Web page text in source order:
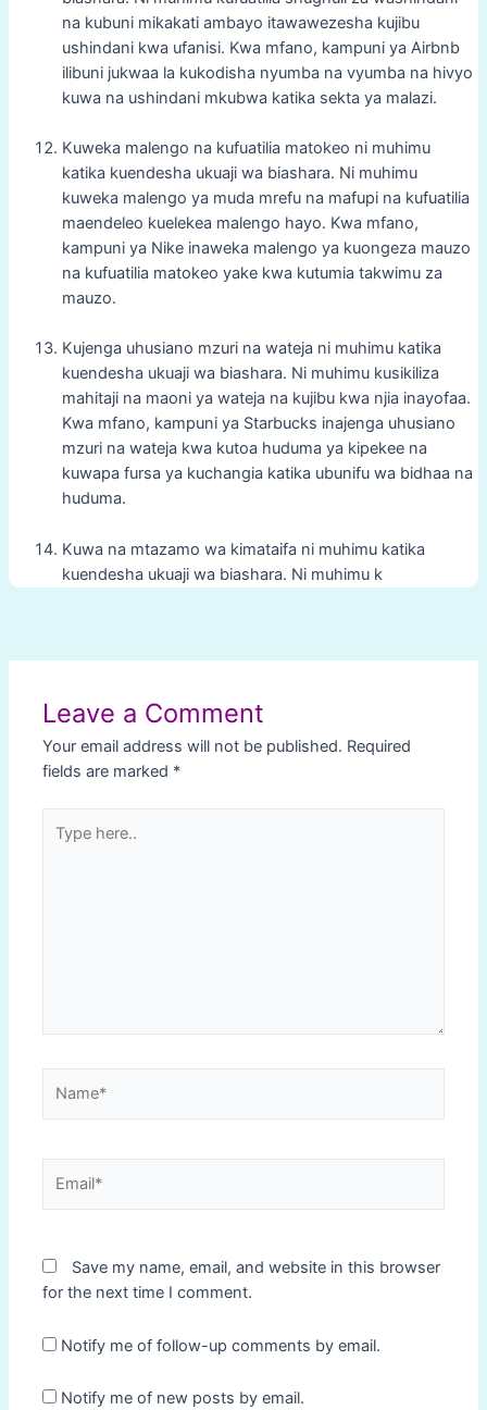
na kubuni mikakati ambayo itawawezesha kujibu
ushindani kwa ufanisi. Kwa mfano, kampuni ya Airbnb
ilibuni jukwaa la kukodisha nyumba na vyumba na hivyo
kuwa na ushindani mkubwa katika sekta ya malazi.
Kuweka malengo na kufuatilia matokeo ni muhimu
katika kuendesha ukuaji wa biashara. Ni muhimu
kuweka malengo ya muda mrefu na mafupi na kufuatilia
maendeleo kuelekea malengo hayo. Kwa mfano,
kampuni ya Nike inaweka malengo ya kuongeza mauzo
na kufuatilia matokeo yake kwa kutumia takwimu za
mauzo.
Kujenga uhusiano mzuri na wateja ni muhimu katika
kuendesha ukuaji wa biashara. Ni muhimu kusikiliza
mahitaji na maoni ya wateja na kujibu kwa njia inayofaa.
Kwa mfano, kampuni ya Starbucks inajenga uhusiano
mzuri na wateja kwa kutoa huduma ya kipekee na
kuwapa fursa ya kuchangia katika ubunifu wa bidhaa na
huduma.
Kuwa na mtazamo wa kimataifa ni muhimu katika
kuendesha ukuaji wa biashara. Ni muhimu k
Leave a Comment
Your email address will not be published. Required
fields are marked *
here..
Save my name, email, and website in this browser
for the next time I comment.
Notify me of follow-up comments by email.
Notify me of new posts by email.